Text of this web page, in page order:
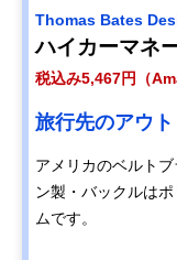
Thomas Bates
ハイカーマネ
税込み5,467円（
旅行先のアウ
アメリカのベルト
ン製・バックルは
ムです。